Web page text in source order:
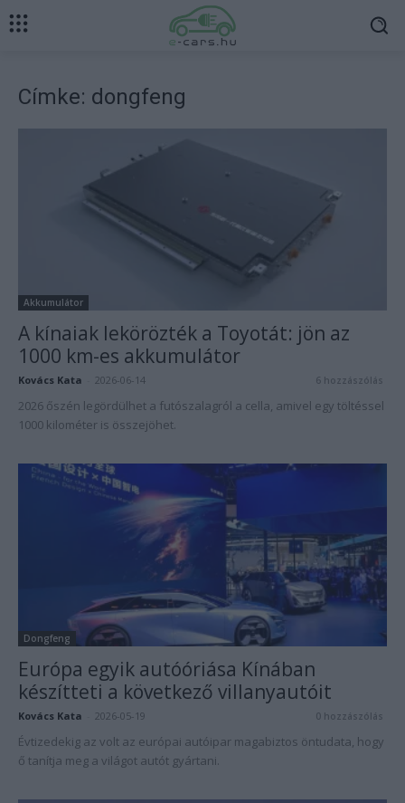
Címke: dongfeng
Akkumulátor
A kínaiak lekörözték a Toyotát: jön az
1000 km-es akkumulátor
Kovács Kata 2026-06-14 6 hozzászólás
2026 őszén legördülhet a futószalagról a cella, amivel egy töltéssel
1000 kilométer is összejöhet.
Dongfeng
Európa egyik autóóriása Kínában
készítteti a következő villanyautóit
Kovács Kata 2026-05-19 0 hozzászólás
Évtizedekig az volt az európai autóipar magabiztos öntudata, hogy
ő tanítja meg a világot autót gyártani.